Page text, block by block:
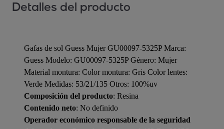
Detalles del producto
Gafas de sol Guess Mujer GU00097-5325P Marca:
Guess Modelo: GU00097-5325P Género: Mujer
Material montura: Color montura: Gris Color lentes:
Verde Medidas: 53/21/135 Otros: 100%uv
Composición del producto: Resina
Contenido neto: No definido
Operador económico responsable de la seguridad